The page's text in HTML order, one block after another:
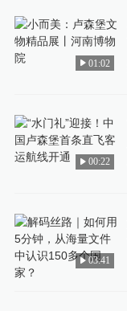
01:02
00:22
03:41